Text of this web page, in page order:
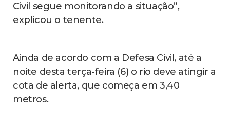
Civil segue monitorando a situação”,
explicou o tenente.
Ainda de acordo com a Defesa Civil, até a
noite desta terça-feira (6) o rio deve atingir a
cota de alerta, que começa em 3,40
metros.